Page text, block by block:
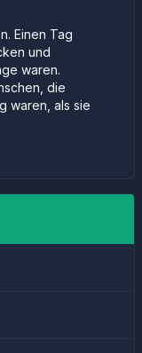
Einen Tag
und
waren.
die
waren, als sie